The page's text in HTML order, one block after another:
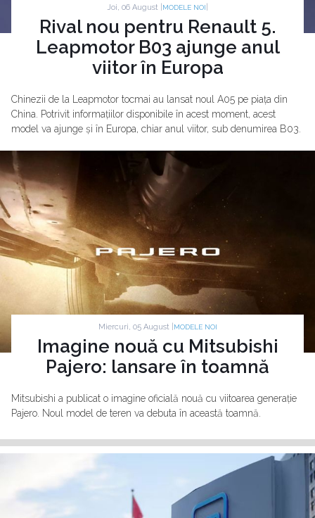
Joi, 06 August | MODELE NOI
Rival nou pentru Renault 5.
Leapmotor B03 ajunge anul
viitor în Europa
Chinezii de la Leapmotor tocmai au lansat noul A05 pe piața din
China. Potrivit informațiilor disponibile în acest moment, acest
model va ajunge și în Europa, chiar anul viitor, sub denumirea B03.
Miercuri, 05 August | MODELE NOI
Imagine nouă cu Mitsubishi
Pajero: lansare în toamnă
Mitsubishi a publicat o imagine oficială nouă cu viitoarea generație
Pajero. Noul model de teren va debuta în această toamnă.